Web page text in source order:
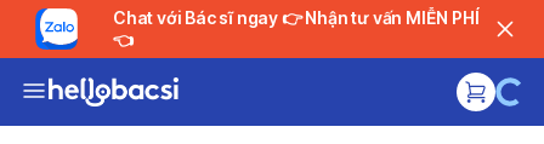
Chat với Bác sĩ ngay 👉 Nhận tư vấn MIỄN PHÍ
👈